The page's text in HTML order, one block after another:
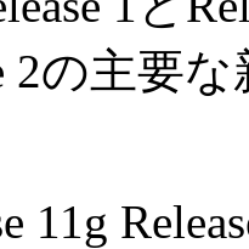
2の主要
11g